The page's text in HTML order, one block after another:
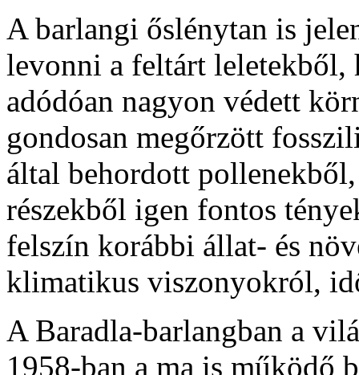
A barlangi őslénytan is
levonni a feltárt leletekből,
adódóan nagyon védett
gondosan megőrzött
által behordott
részekből igen fontos
felszín korábbi állat- és
klimatikus viszonyokról,
A Baradla-barlangban a
1958-ban a ma is működő